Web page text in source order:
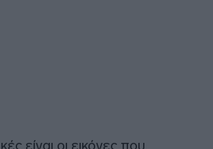
είναι οι εικόνες που